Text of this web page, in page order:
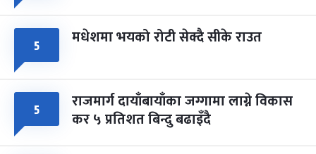
५ मधेशमा भयको रोटी सेक्दै सीके राउत
५ राजमार्ग दायाँबायाँका जग्गामा लाग्ने विकास
कर ५ प्रतिशत बिन्दु बढाइँदै